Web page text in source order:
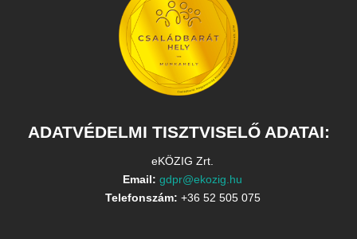
ADATVÉDELMI TISZTVISELŐ ADATAI:
eKÖZIG Zrt.
Email: gdpr@ekozig.hu
Telefonszám: +36 52 505 075